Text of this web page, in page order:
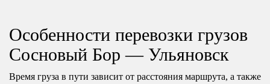
Особенности перевозки грузов
Сосновый Бор — Ульяновск
Время груза в пути зависит от расстояния маршрута, а также